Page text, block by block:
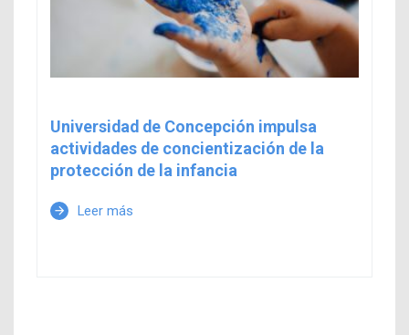
Universidad de Concepción impulsa
actividades de concientización de la
protección de la infancia
arrow_forward Leer más